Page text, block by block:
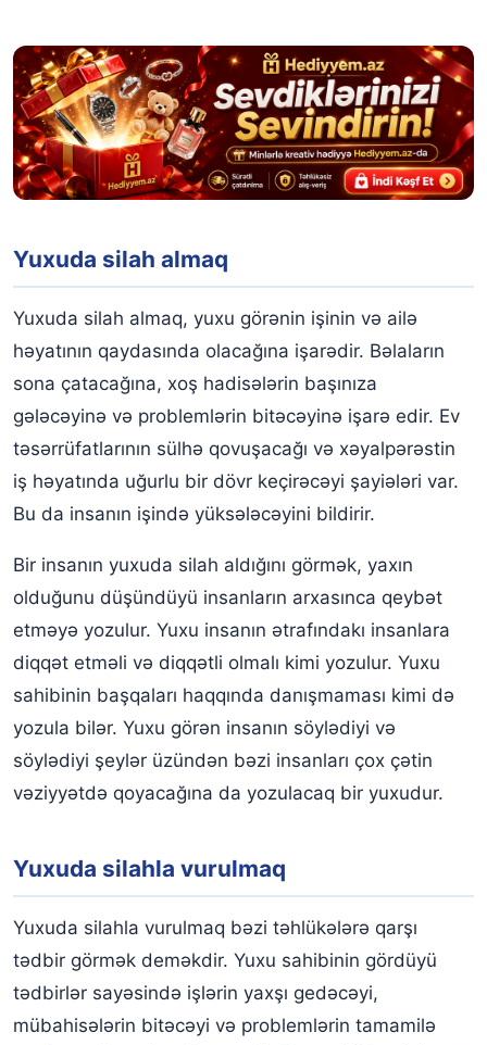
Yuxuda silah almaq
Yuxuda silah almaq, yuxu görənin işinin və ailə
həyatının qaydasında olacağına işarədir. Bəlaların
sona çatacağına, xoş hadisələrin başınıza
gələcəyinə və problemlərin bitəcəyinə işarə edir. Ev
təsərrüfatlarının sülhə qovuşacağı və xəyalpərəstin
iş həyatında uğurlu bir dövr keçirəcəyi şayiələri var.
Bu da insanın işində yüksələcəyini bildirir.
Bir insanın yuxuda silah aldığını görmək, yaxın
olduğunu düşündüyü insanların arxasınca qeybət
etməyə yozulur. Yuxu insanın ətrafındakı insanlara
diqqət etməli və diqqətli olmalı kimi yozulur. Yuxu
sahibinin başqaları haqqında danışmaması kimi də
yozula bilər. Yuxu görən insanın söylədiyi və
söylədiyi şeylər üzündən bəzi insanları çox çətin
vəziyyətdə qoyacağına da yozulacaq bir yuxudur.
Yuxuda silahla vurulmaq
Yuxuda silahla vurulmaq bəzi təhlükələrə qarşı
tədbir görmək deməkdir. Yuxu sahibinin gördüyü
tədbirlər sayəsində işlərin yaxşı gedəcəyi,
mübahisələrin bitəcəyi və problemlərin tamamilə